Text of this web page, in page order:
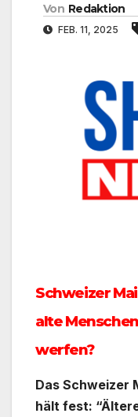
Von Redaktion
FEB. 11, 2025
Schweizer
alte
werfen?
Das Schweizer
hält fest: